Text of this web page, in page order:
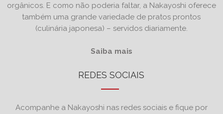
orgânicos. E como não poderia faltar, a Nakayoshi oferece
também uma grande variedade de pratos prontos
(culinária japonesa) – servidos diariamente.
Saiba mais
REDES SOCIAIS
Acompanhe a Nakayoshi nas redes sociais e fique por